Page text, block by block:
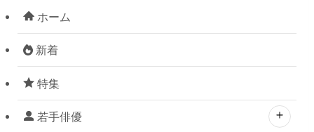
ホーム
新着
特集
若手俳優